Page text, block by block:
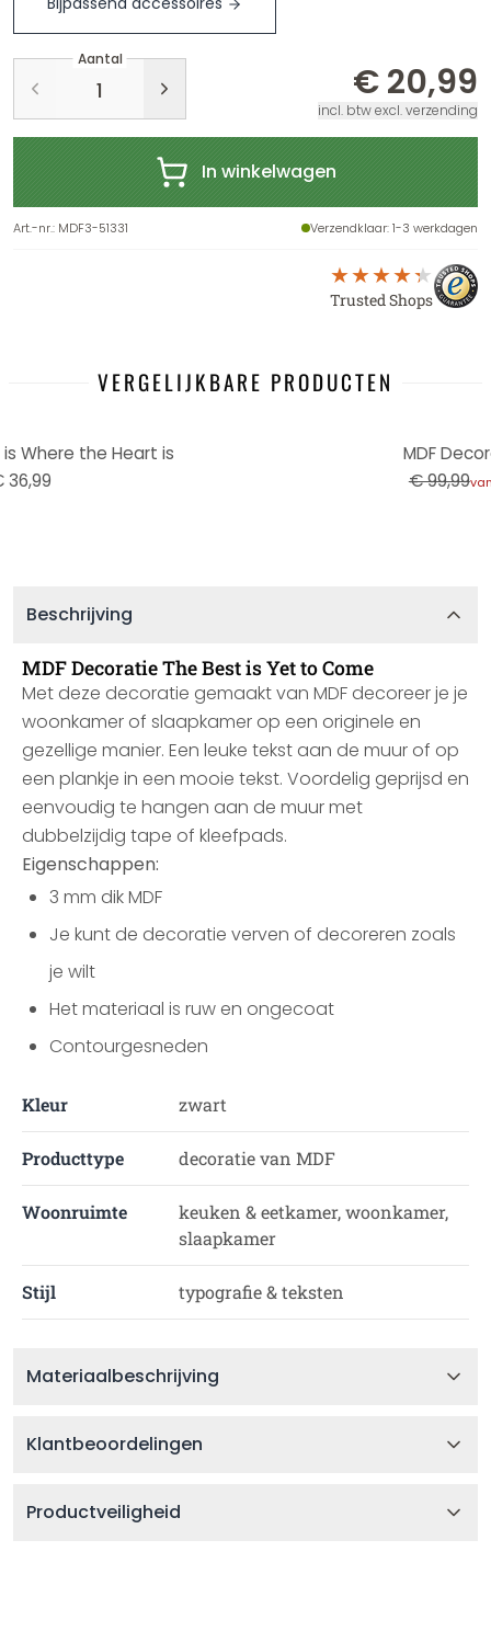
Aantal
€ 20,99
incl. btw excl. verzending
In winkelwagen
Art.-nr.: MDF3-51331 Verzendklaar: 1-3 werkdagen
Trusted Shops
VERGELIJKBARE PRODUCTEN
Where the Heart is
36,99
MDF
€ 99,99
Beschrijving
MDF Decoratie The Best is Yet to Come
Met deze decoratie gemaakt van MDF decoreer je je
woonkamer of slaapkamer op een originele en
gezellige manier. Een leuke tekst aan de muur of op
een plankje in een mooie tekst. Voordelig geprijsd en
eenvoudig te hangen aan de muur met
dubbelzijdig tape of kleefpads.
Eigenschappen:
3 mm dik MDF
Je kunt de decoratie verven of decoreren zoals
je wilt
Het materiaal is ruw en ongecoat
Contourgesneden
Kleur zwart
Producttype decoratie van MDF
Woonruimte
keuken & eetkamer, woonkamer,
slaapkamer
Stijl typografie & teksten
Materiaalbeschrijving
Klantbeoordelingen
Productveiligheid